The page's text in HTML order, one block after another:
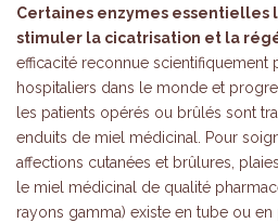
Certaines enzymes
stimuler la cicatrisation et la
efficacité reconnue scientifiquement
hospitaliers dans le monde et
les patients opérés ou brûlés sont
enduits de miel médicinal. Pour
affections cutanées et brûlures,
le miel médicinal de qualité
rayons gamma) existe en tube ou en